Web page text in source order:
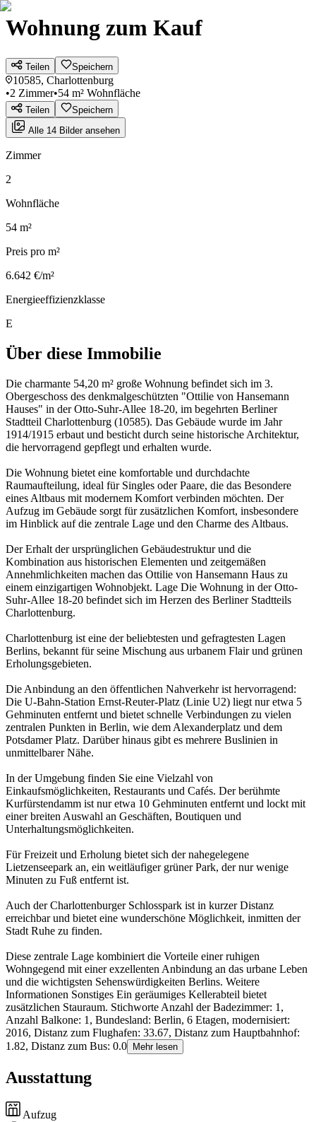
Wohnung zum Kauf
Teilen Speichern
10585, Charlottenburg
•2 Zimmer•54 m² Wohnfläche
Teilen
Speichern
Alle 14 Bilder ansehen
Zimmer
2
Wohnfläche
54 m²
Preis pro m²
6.642 €/m²
Energieeffizienzklasse
E
Über diese Immobilie
Die charmante 54,20 m² große Wohnung befindet sich im 3.
Obergeschoss des denkmalgeschützten "Ottilie von Hansemann
Hauses" in der Otto-Suhr-Allee 18-20, im begehrten Berliner
Stadtteil Charlottenburg (10585). Das Gebäude wurde im Jahr
1914/1915 erbaut und besticht durch seine historische Architektur,
die hervorragend gepflegt und erhalten wurde.
Die Wohnung bietet eine komfortable und durchdachte
Raumaufteilung, ideal für Singles oder Paare, die das Besondere
eines Altbaus mit modernem Komfort verbinden möchten. Der
Aufzug im Gebäude sorgt für zusätzlichen Komfort, insbesondere
im Hinblick auf die zentrale Lage und den Charme des Altbaus.
Der Erhalt der ursprünglichen Gebäudestruktur und die
Kombination aus historischen Elementen und zeitgemäßen
Annehmlichkeiten machen das Ottilie von Hansemann Haus zu
einem einzigartigen Wohnobjekt. Lage Die Wohnung in der Otto-
Suhr-Allee 18-20 befindet sich im Herzen des Berliner Stadtteils
Charlottenburg.
Charlottenburg ist eine der beliebtesten und gefragtesten Lagen
Berlins, bekannt für seine Mischung aus urbanem Flair und grünen
Erholungsgebieten.
Die Anbindung an den öffentlichen Nahverkehr ist hervorragend:
Die U-Bahn-Station Ernst-Reuter-Platz (Linie U2) liegt nur etwa 5
Gehminuten entfernt und bietet schnelle Verbindungen zu vielen
zentralen Punkten in Berlin, wie dem Alexanderplatz und dem
Potsdamer Platz. Darüber hinaus gibt es mehrere Buslinien in
unmittelbarer Nähe.
In der Umgebung finden Sie eine Vielzahl von
Einkaufsmöglichkeiten, Restaurants und Cafés. Der berühmte
Kurfürstendamm ist nur etwa 10 Gehminuten entfernt und lockt mit
einer breiten Auswahl an Geschäften, Boutiquen und
Unterhaltungsmöglichkeiten.
Für Freizeit und Erholung bietet sich der nahegelegene
Lietzenseepark an, ein weitläufiger grüner Park, der nur wenige
Minuten zu Fuß entfernt ist.
Auch der Charlottenburger Schlosspark ist in kurzer Distanz
erreichbar und bietet eine wunderschöne Möglichkeit, inmitten der
Stadt Ruhe zu finden.
Diese zentrale Lage kombiniert die Vorteile einer ruhigen
Wohngegend mit einer exzellenten Anbindung an das urbane Leben
und die wichtigsten Sehenswürdigkeiten Berlins. Weitere
Informationen Sonstiges Ein geräumiges Kellerabteil bietet
zusätzlichen Stauraum. Stichworte Anzahl der Badezimmer: 1,
Anzahl Balkone: 1, Bundesland: Berlin, 6 Etagen, modernisiert:
2016, Distanz zum Flughafen: 33.67, Distanz zum Hauptbahnhof:
1.82, Distanz zum Bus: 0.0 Mehr lesen
Ausstattung
Aufzug